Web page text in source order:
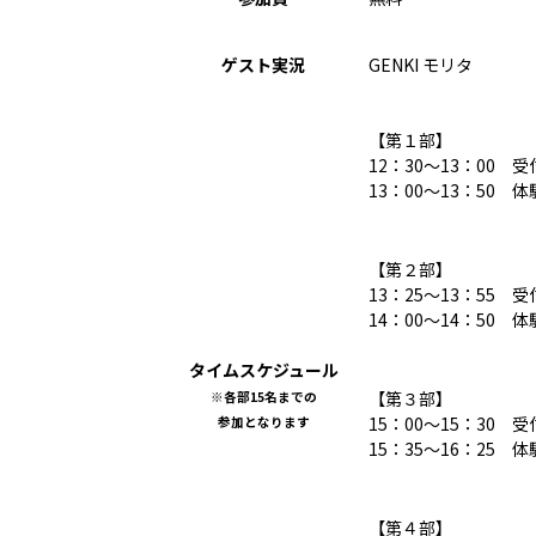
ゲスト実況 GENKI モリタ
タイムスケジュール
※各部15名までの
参加となります
【第１部】
12：30～13：00 受
13：00～13：50 体
【第２部】
13：25～13：55 受
14：00～14：50 体
【第３部】
15：00～15：30 受
15：35～16：25 体
【第４部】